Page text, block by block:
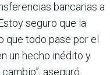
bancarias a
seguro que la
que todo pase por el
un hecho inédito y
aseguró.